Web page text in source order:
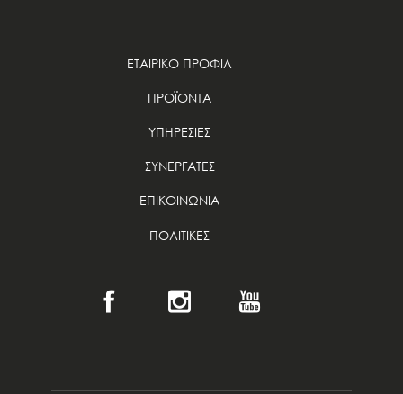
ΕΤΑΙΡΙΚΟ ΠΡΟΦΙΛ
ΠΡΟΪΟΝΤΑ
ΥΠΗΡΕΣΙΕΣ
ΣΥΝΕΡΓΑΤΕΣ
ΕΠΙΚΟΙΝΩΝΙΑ
ΠΟΛΙΤΙΚΕΣ